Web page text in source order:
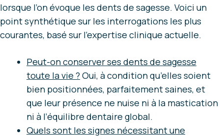
lorsque l’on évoque les dents de sagesse. Voici un
point synthétique sur les interrogations les plus
courantes, basé sur l’expertise clinique actuelle.
Peut-on conserver ses dents de sagesse
toute la vie ? Oui, à condition qu’elles soient
bien positionnées, parfaitement saines, et
que leur présence ne nuise ni à la mastication
ni à l’équilibre dentaire global.
Quels sont les signes nécessitant une